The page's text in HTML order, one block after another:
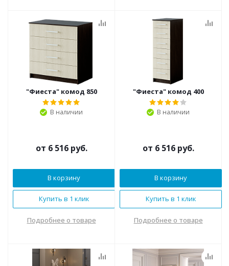
"Фиеста" комод 850
В наличии
от 6 516 руб.
В корзину
Купить в 1 клик
Подробнее о товаре
"Фиеста" комод 400
В наличии
от 6 516 руб.
В корзину
Купить в 1 клик
Подробнее о товаре